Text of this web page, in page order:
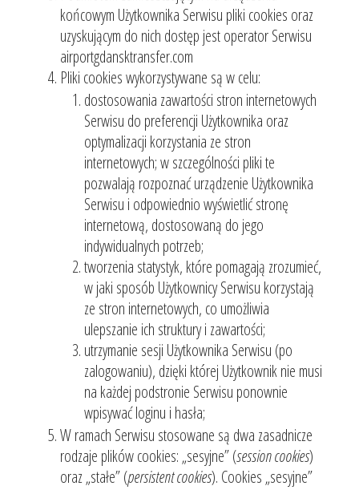
końcowym Użytkownika Serwisu pliki cookies oraz
uzyskującym do nich dostęp jest operator Serwisu
airportgdansktransfer.com
Pliki cookies wykorzystywane są w celu:
dostosowania zawartości stron internetowych
Serwisu do preferencji Użytkownika oraz
optymalizacji korzystania ze stron
internetowych; w szczególności pliki te
pozwalają rozpoznać urządzenie Użytkownika
Serwisu i odpowiednio wyświetlić stronę
internetową, dostosowaną do jego
indywidualnych potrzeb;
tworzenia statystyk, które pomagają zrozumieć,
w jaki sposób Użytkownicy Serwisu korzystają
ze stron internetowych, co umożliwia
ulepszanie ich struktury i zawartości;
utrzymanie sesji Użytkownika Serwisu (po
zalogowaniu), dzięki której Użytkownik nie musi
na każdej podstronie Serwisu ponownie
wpisywać loginu i hasła;
W ramach Serwisu stosowane są dwa zasadnicze
rodzaje plików cookies: „sesyjne” (session cookies)
oraz „stałe” (persistent cookies). Cookies „sesyjne”